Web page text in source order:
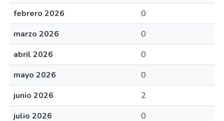
febrero 2026
0
marzo 2026
0
abril 2026
0
mayo 2026
0
junio 2026
2
julio 2026
0